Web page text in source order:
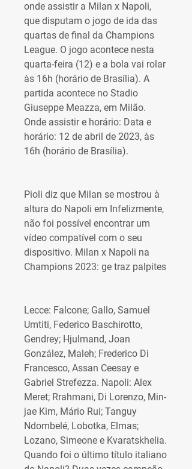
onde assistir a Milan x Napoli,
que disputam o jogo de ida das
quartas de final da Champions
League. O jogo acontece nesta
quarta-feira (12) e a bola vai rolar
às 16h (horário de Brasília). A
partida acontece no Stadio
Giuseppe Meazza, em Milão.
Onde assistir e horário: Data e
horário: 12 de abril de 2023, às
16h (horário de Brasília).
Pioli diz que Milan se mostrou à
altura do Napoli em Infelizmente,
não foi possível encontrar um
vídeo compatível com o seu
dispositivo. Milan x Napoli na
Champions 2023: ge traz palpites
Lecce: Falcone; Gallo, Samuel
Umtiti, Federico Baschirotto,
Gendrey; Hjulmand, Joan
González, Maleh; Frederico Di
Francesco, Assan Ceesay e
Gabriel Strefezza. Napoli: Alex
Meret; Rrahmani, Di Lorenzo, Min-
jae Kim, Mário Rui; Tanguy
Ndombelé, Lobotka, Elmas;
Lozano, Simeone e Kvaratskhelia.
Quando foi o último título italiano